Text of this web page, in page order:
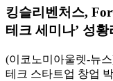
킹슬리벤처스,
테크 세미나’ 성황
(이코노미아울렛-뉴
테크 스타트업 창업